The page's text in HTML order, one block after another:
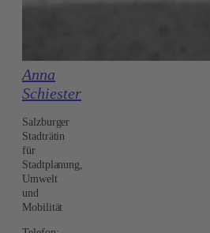
Anna
Schiester
Salzburger
Stadträtin
für
Stadtplanung,
Umwelt
und
Mobilität